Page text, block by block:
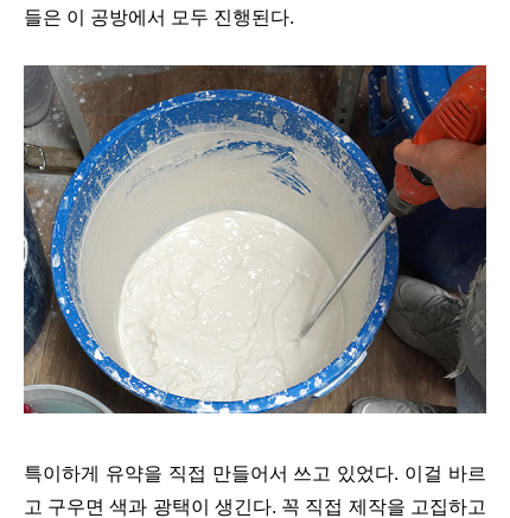
들은 이 공방에서 모두 진행된다.
특이하게 유약을 직접 만들어서 쓰고 있었다. 이걸 바르
고 구우면 색과 광택이 생긴다. 꼭 직접 제작을 고집하고